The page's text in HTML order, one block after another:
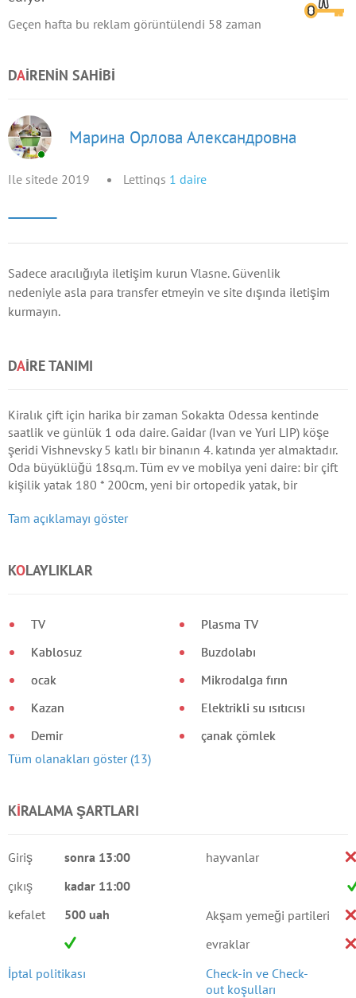
Geçen hafta bu reklam görüntülendi 58 zaman
DAIRENIN SAHIBI
Марина Орлова Александровна
Ile sitede 2019 Lettings 1 daire
Sadece aracılığıyla iletişim kurun Vlasne. Güvenlik
nedeniyle asla para transfer etmeyin ve site dışında iletişim
kurmayın.
DAIRE TANIMI
Kiralık çift için harika bir zaman Sokakta Odessa kentinde
saatlik ve günlük 1 oda daire. Gaidar (Ivan ve Yuri LIP) köşe
şeridi Vishnevsky 5 katlı bir binanın 4. katında yer almaktadır.
Oda büyüklüğü 18sq.m. Tüm ev ve mobilya yeni daire: bir çift
kişilik yatak 180 * 200cm, yeni bir ortopedik yatak, bir
Tam açıklamayı göster
KOLAYLIKLAR
TV
Kablosuz
ocak
Kazan
Demir
Plasma TV
Buzdolabı
Mikrodalga fırın
Elektrikli su ısıtıcısı
çanak çömlek
Tüm olanakları göster (13)
KIRALAMA ŞARTLARI
Giriş
sonra 13:00
çıkış
kadar 11:00
kefalet
500 uah
İptal politikası
hayvanlar
Akşam yemeği partileri
evraklar
Check-in ve Check-
out koşulları